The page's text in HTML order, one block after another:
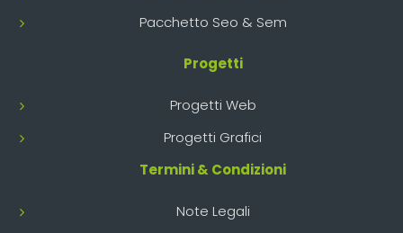
Pacchetto Seo & Sem
Progetti
Progetti Web
Progetti Grafici
Termini & Condizioni
Note Legali